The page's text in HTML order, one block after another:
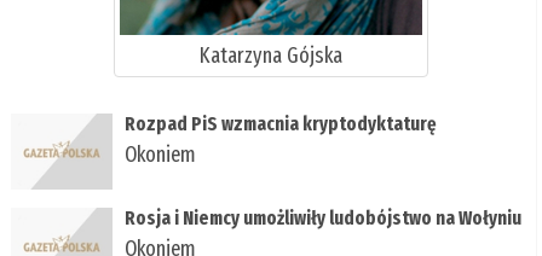
Katarzyna Gójska
Rozpad PiS wzmacnia kryptodyktaturę
Okoniem
Rosja i Niemcy umożliwiły ludobójstwo na Wołyniu
Okoniem